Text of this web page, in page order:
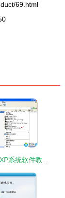
69.html